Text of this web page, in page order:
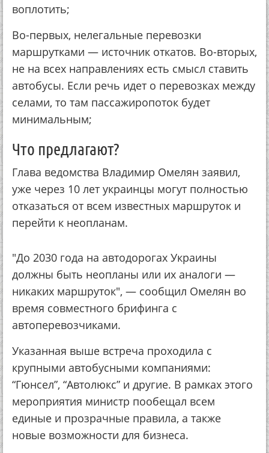
воплотить;
Во-первых, нелегальные перевозки
маршрутками — источник откатов. Во-вторых,
не на всех направлениях есть смысл ставить
автобусы. Если речь идет о перевозках между
селами, то там пассажиропоток будет
минимальным;
Что предлагают?
Глава ведомства Владимир Омелян заявил,
уже через 10 лет украинцы могут полностью
отказаться от всем известных маршруток и
перейти к неопланам.
"До 2030 года на автодорогах Украины
должны быть неопланы или их аналоги —
никаких маршруток", — сообщил Омелян во
время совместного брифинга с
автоперевозчиками.
Указанная выше встреча проходила с
крупными автобусными компаниями:
“Гюнсел”, “Автолюкс” и другие. В рамках этого
мероприятия министр пообещал всем
единые и прозрачные правила, а также
новые возможности для бизнеса.